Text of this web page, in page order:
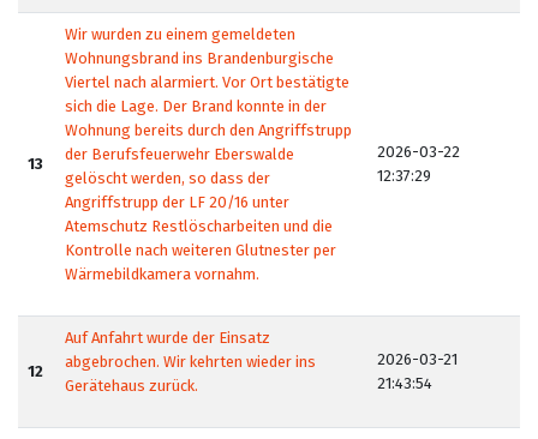
13
Wir wurden zu einem gemeldeten
Wohnungsbrand ins Brandenburgische
Viertel nach alarmiert. Vor Ort bestätigte
sich die Lage. Der Brand konnte in der
Wohnung bereits durch den Angriffstrupp
der Berufsfeuerwehr Eberswalde
gelöscht werden, so dass der
Angriffstrupp der LF 20/16 unter
Atemschutz Restlöscharbeiten und die
Kontrolle nach weiteren Glutnester per
Wärmebildkamera vornahm.
2026-03-22
12:37:29
12
Auf Anfahrt wurde der Einsatz
abgebrochen. Wir kehrten wieder ins
Gerätehaus zurück.
2026-03-21
21:43:54